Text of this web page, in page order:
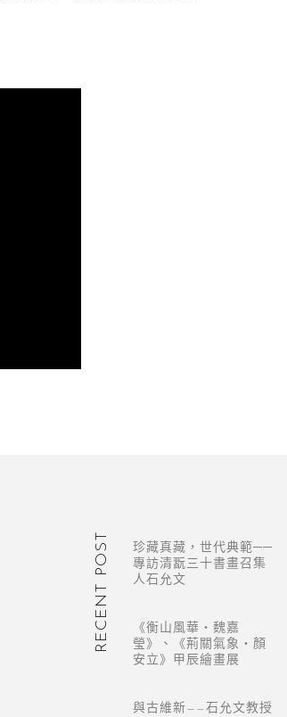
RECENT POST
珍藏真藏，世代典範──
專訪清翫三十書畫召集
人石允文
《衡山風華・魏嘉
瑩》、《荊關氣象・顏
安立》甲辰繪畫展
與古維新——石允文教授